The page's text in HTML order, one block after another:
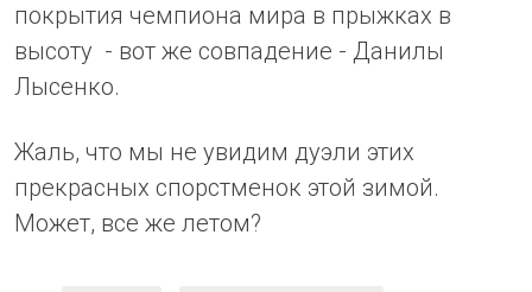
покрытия чемпиона мира в прыжках в
высоту - вот же совпадение - Данилы
Лысенко.
Жаль, что мы не увидим дуэли этих
прекрасных спорстменок этой зимой.
Может, все же летом?